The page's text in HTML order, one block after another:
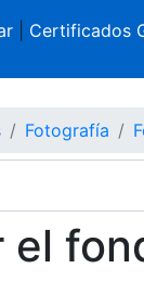
| Certificados
Fotografía
el